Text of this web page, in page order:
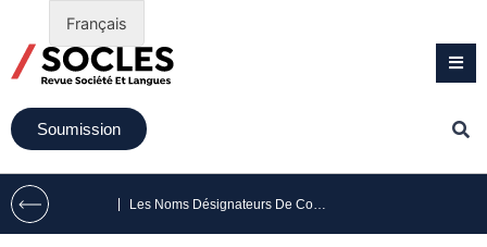
Soumission
Les Noms Désignateurs De Commerce : éléments D’approche Lexico-sémantique
Français